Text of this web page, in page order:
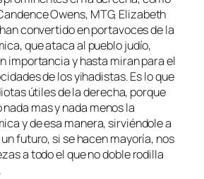
Owens, MTG, Elizabeth
convertido en portavoces de la
que ataca al pueblo judío,
importancia y hasta miran para el
de los yihadistas. Es lo que
útiles de la derecha, porque
mas y nada menos la
y de esa manera, sirviéndole a
futuro, si se hacen mayoría, nos
a todo el que no doble rodilla